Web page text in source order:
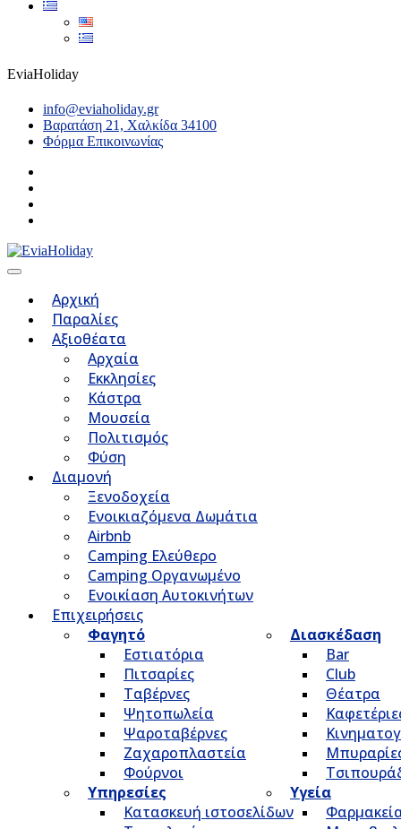
EviaHoliday
info@eviaholiday.gr
Βαρατάση 21, Χαλκίδα 34100
Φόρμα Επικοινωνίας
Αρχική
Παραλίες
Αξιοθέατα
Αρχαία
Εκκλησίες
Κάστρα
Μουσεία
Πολιτισμός
Φύση
Διαμονή
Ξενοδοχεία
Ενοικιαζόμενα Δωμάτια
Airbnb
Camping Ελεύθερο
Camping Οργανωμένο
Ενοικίαση Αυτοκινήτων
Επιχειρήσεις
Φαγητό
Εστιατόρια
Πιτσαρίες
Ταβέρνες
Ψητοπωλεία
Ψαροταβέρνες
Ζαχαροπλαστεία
Φούρνοι
Διασκέδαση
Bar
Club
Θέατρα
Υπηρεσίες
Κατασκευή ιστοσελίδων
Υγεία